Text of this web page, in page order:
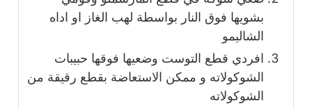
بشويها فوق النار بواسطة لهب الغاز او اداه
الشاليمو
افردي قطع التوست وضعيها فوقها حبيبات
الشوكولاته و ممكن الاستعاضة بقطع رقيقة من
الشوكولاته